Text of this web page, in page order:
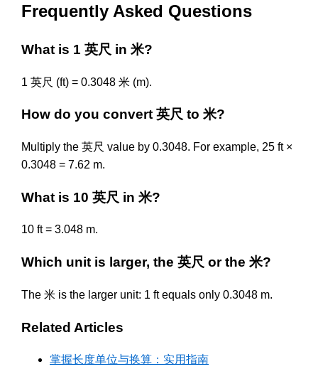
Frequently Asked Questions
What is 1 英尺 in 米?
1 英尺 (ft) = 0.3048 米 (m).
How do you convert 英尺 to 米?
Multiply the 英尺 value by 0.3048. For example, 25 ft ×
0.3048 = 7.62 m.
What is 10 英尺 in 米?
10 ft = 3.048 m.
Which unit is larger, the 英尺 or the 米?
The 米 is the larger unit: 1 ft equals only 0.3048 m.
Related Articles
掌握长度单位与换算：实用指南